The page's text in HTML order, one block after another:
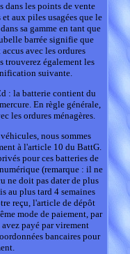
dans les points de vente
aux piles usagées que le
sa gamme en tant que
barrée signifie que
avec les ordures
trouverez également les
suivante.
: la batterie contient du
En règle générale,
les ordures ménagères.
nous sommes
à l'article 10 du BattG.
pour ces batteries de
(remarque : il ne
ne doit pas dater de plus
au plus tard 4 semaines
reçu, l'article de dépôt
mode de paiement, par
payé par virement
bancaires pour